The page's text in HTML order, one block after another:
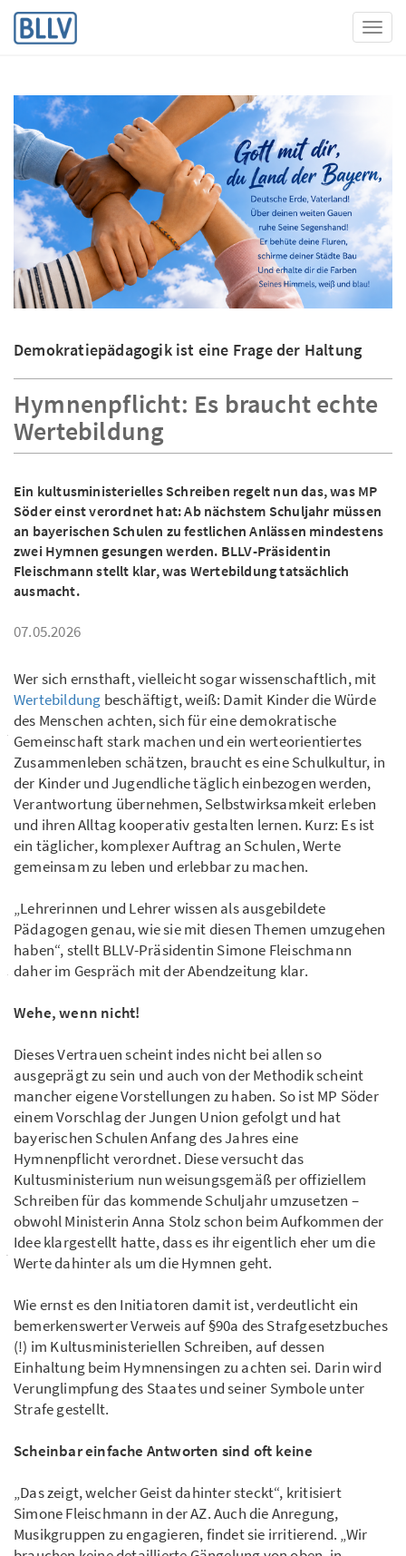
Demokratiepädagogik ist eine Frage der Haltung
Hymnenpflicht: Es braucht echte
Wertebildung
Ein kultusministerielles Schreiben regelt nun das, was MP
Söder einst verordnet hat: Ab nächstem Schuljahr müssen
an bayerischen Schulen zu festlichen Anlässen mindestens
zwei Hymnen gesungen werden. BLLV-Präsidentin
Fleischmann stellt klar, was Wertebildung tatsächlich
ausmacht.
07.05.2026
Wer sich ernsthaft, vielleicht sogar wissenschaftlich, mit
Wertebildung beschäftigt, weiß: Damit Kinder die Würde
des Menschen achten, sich für eine demokratische
Gemeinschaft stark machen und ein werteorientiertes
Zusammenleben schätzen, braucht es eine Schulkultur, in
der Kinder und Jugendliche täglich einbezogen werden,
Verantwortung übernehmen, Selbstwirksamkeit erleben
und ihren Alltag kooperativ gestalten lernen. Kurz: Es ist
ein täglicher, komplexer Auftrag an Schulen, Werte
gemeinsam zu leben und erlebbar zu machen.
„Lehrerinnen und Lehrer wissen als ausgebildete
Pädagogen genau, wie sie mit diesen Themen umzugehen
haben“, stellt BLLV-Präsidentin Simone Fleischmann
daher im Gespräch mit der Abendzeitung klar.
Wehe, wenn nicht!
Dieses Vertrauen scheint indes nicht bei allen so
ausgeprägt zu sein und auch von der Methodik scheint
mancher eigene Vorstellungen zu haben. So ist MP Söder
einem Vorschlag der Jungen Union gefolgt und hat
bayerischen Schulen Anfang des Jahres eine
Hymnenpflicht verordnet. Diese versucht das
Kultusministerium nun weisungsgemäß per offiziellem
Schreiben für das kommende Schuljahr umzusetzen –
obwohl Ministerin Anna Stolz schon beim Aufkommen der
Idee klargestellt hatte, dass es ihr eigentlich eher um die
Werte dahinter als um die Hymnen geht.
Wie ernst es den Initiatoren damit ist, verdeutlicht ein
bemerkenswerter Verweis auf §90a des Strafgesetzbuches
(!) im Kultusministeriellen Schreiben, auf dessen
Einhaltung beim Hymnensingen zu achten sei. Darin wird
Verunglimpfung des Staates und seiner Symbole unter
Strafe gestellt.
Scheinbar einfache Antworten sind oft keine
„Das zeigt, welcher Geist dahinter steckt“, kritisiert
Simone Fleischmann in der AZ. Auch die Anregung,
Musikgruppen zu engagieren, findet sie irritierend. „Wir